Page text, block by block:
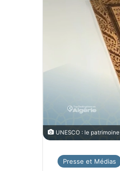
UNESCO : le
Presse et Médias